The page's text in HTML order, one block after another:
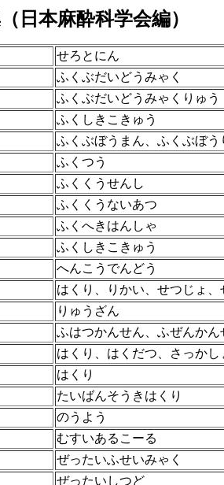
日本麻酔科学会編）
せろとにん
ふくぶだいどうみゃく
ふくぶだいどうみゃくりゅう
ふくしきこきゅう
ふくぶぼうまん、ふくぶぼう
ふくつう
ふくくうせんし
ふくくうないあつ
ふくへきはんしゃ
ふくしきこきゅう
へんこうでんどう
はくり、りかい、せつじょ
りゅうざん
ふはつかんせん、ふぜんか
はくり、はくだつ、さっかし
はくり
たいばんそうきはくり
のうよう
むすいあるこーる
ぜったいふせいみゃく
ぜったいしつど